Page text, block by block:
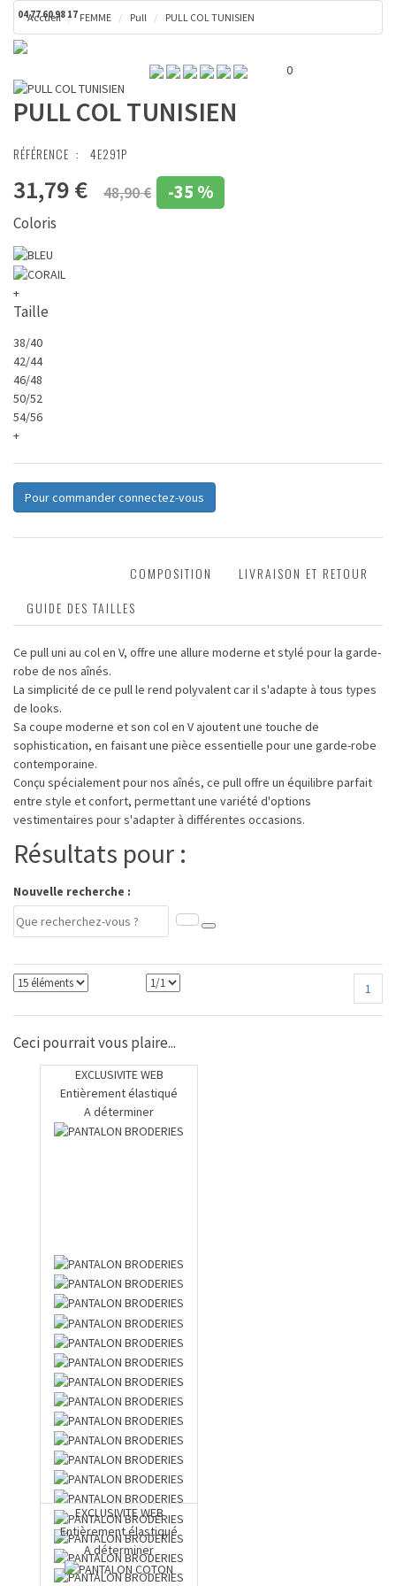
04 77 60 98 17
0
Accueil FEMME Pull PULL COL TUNISIEN
PULL COL TUNISIEN
RÉFÉRENCE : 4E291P
31,79 € 48,90 € -35 %
Coloris
+
Taille
38/40
42/44
46/48
50/52
54/56
+
Pour commander connectez-vous
COMPOSITION
LIVRAISON ET RETOUR
GUIDE DES TAILLES
Ce pull uni au col en V, offre une allure moderne et stylé pour la garde-
robe de nos aînés.
La simplicité de ce pull le rend polyvalent car il s'adapte à tous types
de looks.
Sa coupe moderne et son col en V ajoutent une touche de
sophistication, en faisant une pièce essentielle pour une garde-robe
contemporaine.
Conçu spécialement pour nos aînés, ce pull offre un équilibre parfait
entre style et confort, permettant une variété d'options
vestimentaires pour s'adapter à différentes occasions.
Résultats pour :
Nouvelle recherche :
1
Ceci pourrait vous plaire...
EXCLUSIVITE WEB
Entièrement élastiqué
A déterminer
EXCLUSIVITE WEB
Entièrement élastiqué
A déterminer